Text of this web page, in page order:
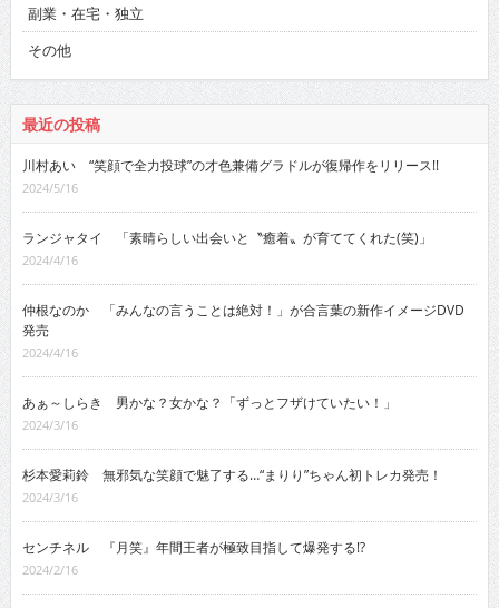
副業・在宅・独立
その他
最近の投稿
川村あい “笑顔で全力投球”の才色兼備グラドルが復帰作をリリース!!
2024/5/16
ランジャタイ 「素晴らしい出会いと〝癒着〟が育ててくれた(笑)」
2024/4/16
仲根なのか 「みんなの言うことは絶対！」が合言葉の新作イメージDVD
発売
2024/4/16
あぁ～しらき 男かな？女かな？「ずっとフザけていたい！」
2024/3/16
杉本愛莉鈴 無邪気な笑顔で魅了する…“まりり”ちゃん初トレカ発売！
2024/3/16
センチネル 『月笑』年間王者が極致目指して爆発する!?
2024/2/16